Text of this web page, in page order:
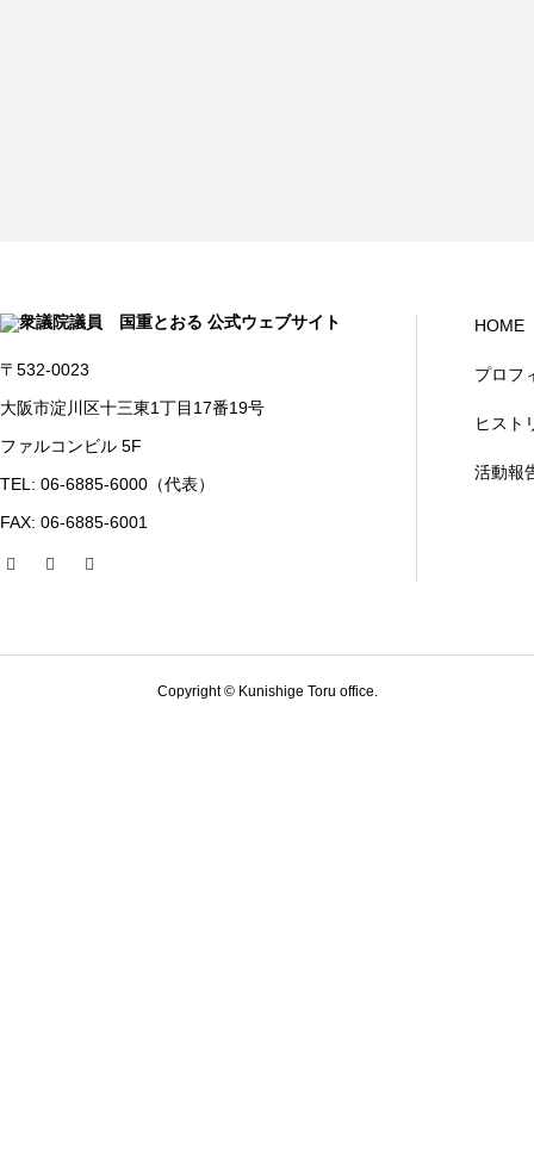
〒532-0023
大阪市淀川区十三東1丁目17番19号
ファルコンビル 5F
TEL: 06-6885-6000（代表）
FAX: 06-6885-6001
HOME
プロフ
ヒスト
活動報
Copyright © Kunishige Toru office.